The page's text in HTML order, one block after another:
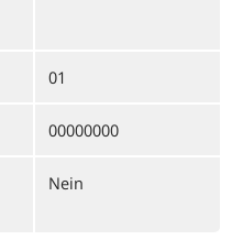
01
00000000
Nein